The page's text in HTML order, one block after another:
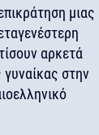
μιας
αρκετά
στην